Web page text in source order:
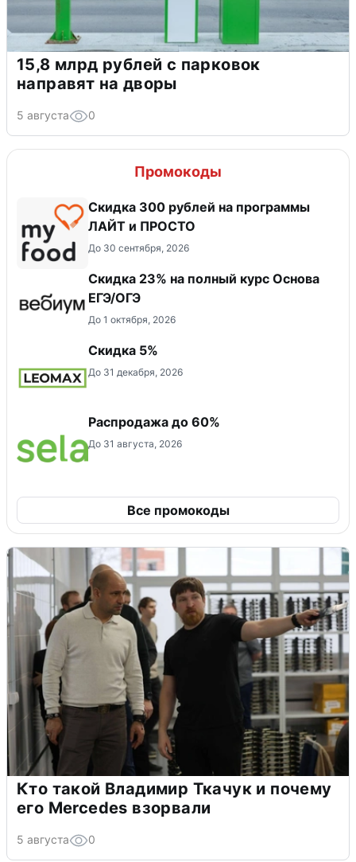
15,8 млрд рублей с парковок
направят на дворы
5 августа 0
Промокоды
​Скидка 300 рублей на программы
ЛАЙТ и ПРОСТО
До 30 сентября, 2026
Скидка 23% на полный курс Основа
ЕГЭ/ОГЭ
До 1 октября, 2026
Скидка 5%
До 31 декабря, 2026
Распродажа до 60%
До 31 августа, 2026
Все промокоды
Кто такой Владимир Ткачук и почему
его Mercedes взорвали
5 августа 0